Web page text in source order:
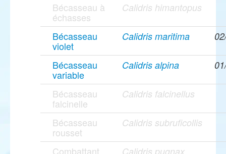
Bécasseau à
échasses
Calidris himantopus
Bécasseau
violet
Calidris maritima
Bécasseau
variable
Calidris alpina
Bécasseau
falcinelle
Calidris falcinellus
Bécasseau
rousset
Calidris subruficollis
Combattant Calidris pugnax